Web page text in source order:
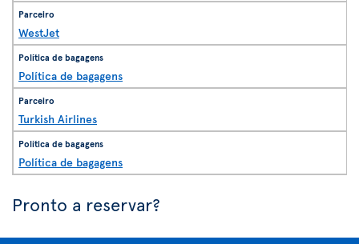
WestJet
Política de bagagens
Turkish Airlines
Política de bagagens
Pronto a reservar?